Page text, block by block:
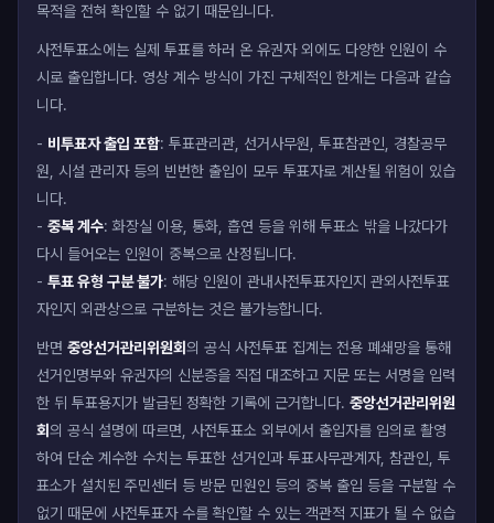
목적을 전혀 확인할 수 없기 때문입니다.
사전투표소에는 실제 투표를 하러 온 유권자 외에도 다양한 인원이 수
시로 출입합니다. 영상 계수 방식이 가진 구체적인 한계는 다음과 같습
니다.
- 비투표자 출입 포함: 투표관리관, 선거사무원, 투표참관인, 경찰공무
원, 시설 관리자 등의 빈번한 출입이 모두 투표자로 계산될 위험이 있습
니다.
- 중복 계수: 화장실 이용, 통화, 흡연 등을 위해 투표소 밖을 나갔다가
다시 들어오는 인원이 중복으로 산정됩니다.
- 투표 유형 구분 불가: 해당 인원이 관내사전투표자인지 관외사전투표
자인지 외관상으로 구분하는 것은 불가능합니다.
반면 중앙선거관리위원회의 공식 사전투표 집계는 전용 폐쇄망을 통해
선거인명부와 유권자의 신분증을 직접 대조하고 지문 또는 서명을 입력
한 뒤 투표용지가 발급된 정확한 기록에 근거합니다. 중앙선거관리위원
회의 공식 설명에 따르면, 사전투표소 외부에서 출입자를 임의로 촬영
하여 단순 계수한 수치는 투표한 선거인과 투표사무관계자, 참관인, 투
표소가 설치된 주민센터 등 방문 민원인 등의 중복 출입 등을 구분할 수
없기 때문에 사전투표자 수를 확인할 수 있는 객관적 지표가 될 수 없습